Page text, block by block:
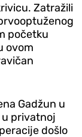
Zatražili
početku
ovom
Gadžun u
u privatnoj
došlo